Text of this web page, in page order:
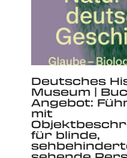
Deutsches
Museum |
Angebot:
mit
für blinde,